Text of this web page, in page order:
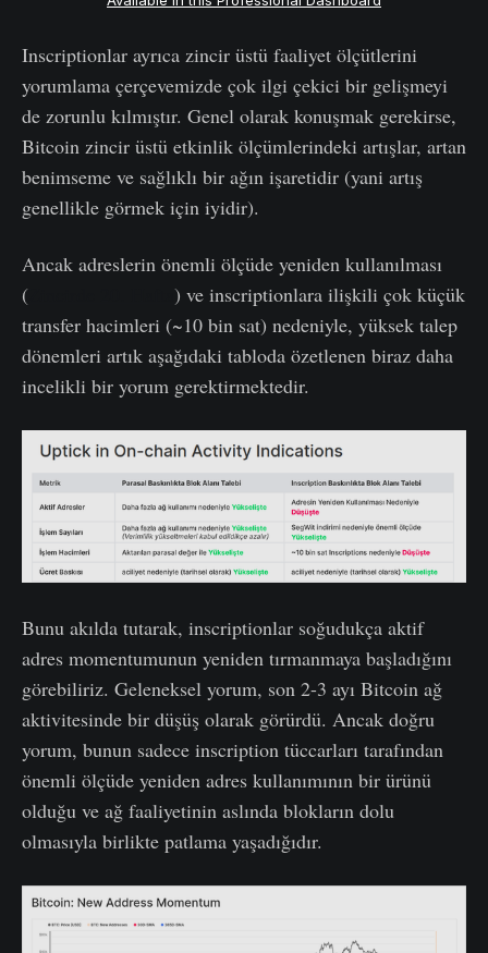
Inscriptionlar ayrıca zincir üstü faaliyet ölçütlerini
yorumlama çerçevemizde çok ilgi çekici bir gelişmeyi
de zorunlu kılmıştır. Genel olarak konuşmak gerekirse,
Bitcoin zincir üstü etkinlik ölçümlerindeki artışlar, artan
benimseme ve sağlıklı bir ağın işaretidir (yani artış
genellikle görmek için iyidir).
Ancak adreslerin önemli ölçüde yeniden kullanılması
(
) ve inscriptionlara ilişkili çok küçük
transfer hacimleri (~10 bin sat) nedeniyle, yüksek talep
dönemleri artık aşağıdaki tabloda özetlenen biraz daha
incelikli bir yorum gerektirmektedir.
Bunu akılda tutarak, inscriptionlar soğudukça aktif
adres momentumunun yeniden tırmanmaya başladığını
görebiliriz. Geleneksel yorum, son 2-3 ayı Bitcoin ağ
aktivitesinde bir düşüş olarak görürdü. Ancak doğru
yorum, bunun sadece inscription tüccarları tarafından
önemli ölçüde yeniden adres kullanımının bir ürünü
olduğu ve ağ faaliyetinin aslında blokların dolu
olmasıyla birlikte patlama yaşadığıdır.